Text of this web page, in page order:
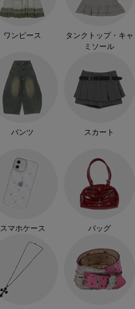
ワンピース
タンクトップ・キャ
ミソール
パンツ スカート
スマホケース バッグ